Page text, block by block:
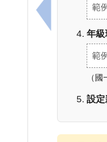
上一筆：臺南市
範
年級
範
（
設定